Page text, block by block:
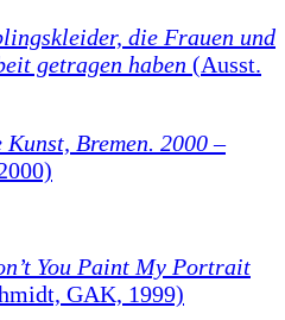
die Frauen und
getragen haben (Ausst.
Bremen. 2000 –
You Paint My Portrait
GAK, 1999)